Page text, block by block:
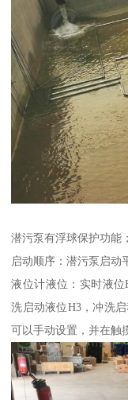
潜污泵有浮球保护功能；
启动顺序：潜污泵启动
液位计液位：实时液
洗启动液位H3，冲洗
可以手动设置，并在触